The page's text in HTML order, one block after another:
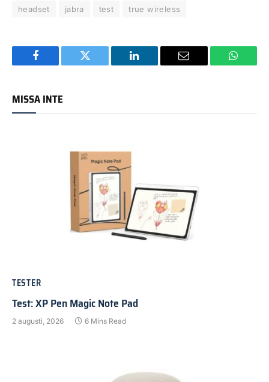
headset
jabra test true wireless
Facebook Twitter LinkedIn Email
MISSA INTE
TESTER
Test: XP Pen Magic Note Pad
2 augusti, 2026 6 Mins Read